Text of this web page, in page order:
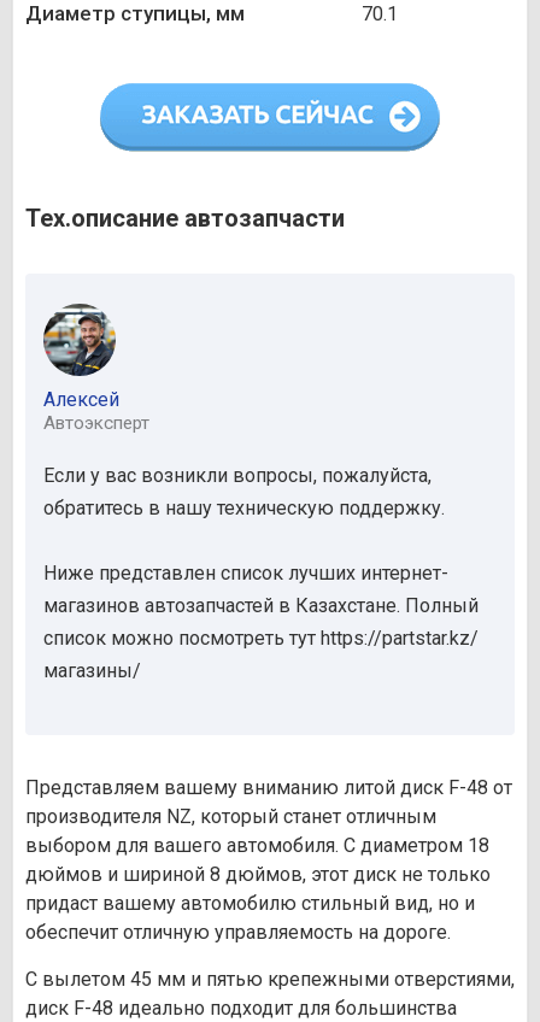
Диаметр ступицы, мм 70.1
Тех.описание автозапчасти
Алексей
Автоэксперт
Если у вас возникли вопросы, пожалуйста,
обратитесь в нашу техническую поддержку.
Ниже представлен список лучших интернет-
магазинов автозапчастей в Казахстане. Полный
список можно посмотреть тут https://partstar.kz/
магазины/
Представляем вашему вниманию литой диск F-48 от
производителя NZ, который станет отличным
выбором для вашего автомобиля. С диаметром 18
дюймов и шириной 8 дюймов, этот диск не только
придаст вашему автомобилю стильный вид, но и
обеспечит отличную управляемость на дороге.
С вылетом 45 мм и пятью крепежными отверстиями,
диск F-48 идеально подходит для большинства